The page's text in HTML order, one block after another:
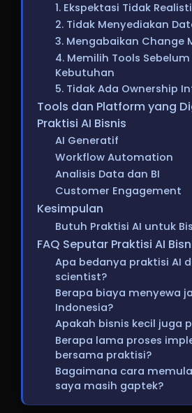
1. Ekspektasi Tidak
2. Tidak Menyediakan
3. Mengabaikan Change
4. Memilih Tools
Kebutuhan
5. Tidak Ada Ownership
Tools dan Platform yang
Praktisi AI Bisnis
AI Generatif
Workflow Automation
Analisis Data dan BI
Customer Engagement
Kesimpulan
Butuh Praktisi AI untuk
FAQ Seputar Praktisi AI
Apa bedanya praktisi AI
scientist?
Berapa biaya menyewa
Indonesia?
Apakah bisnis kecil juga
Berapa lama proses
bersama praktisi?
Bagaimana cara
saya masih gaptek?